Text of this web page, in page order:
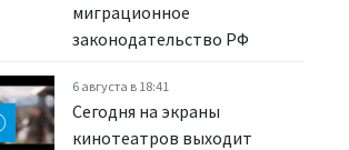
миграционное
законодательство РФ
6 августа в 18:41
Сегодня на экраны
кинотеатров выходит